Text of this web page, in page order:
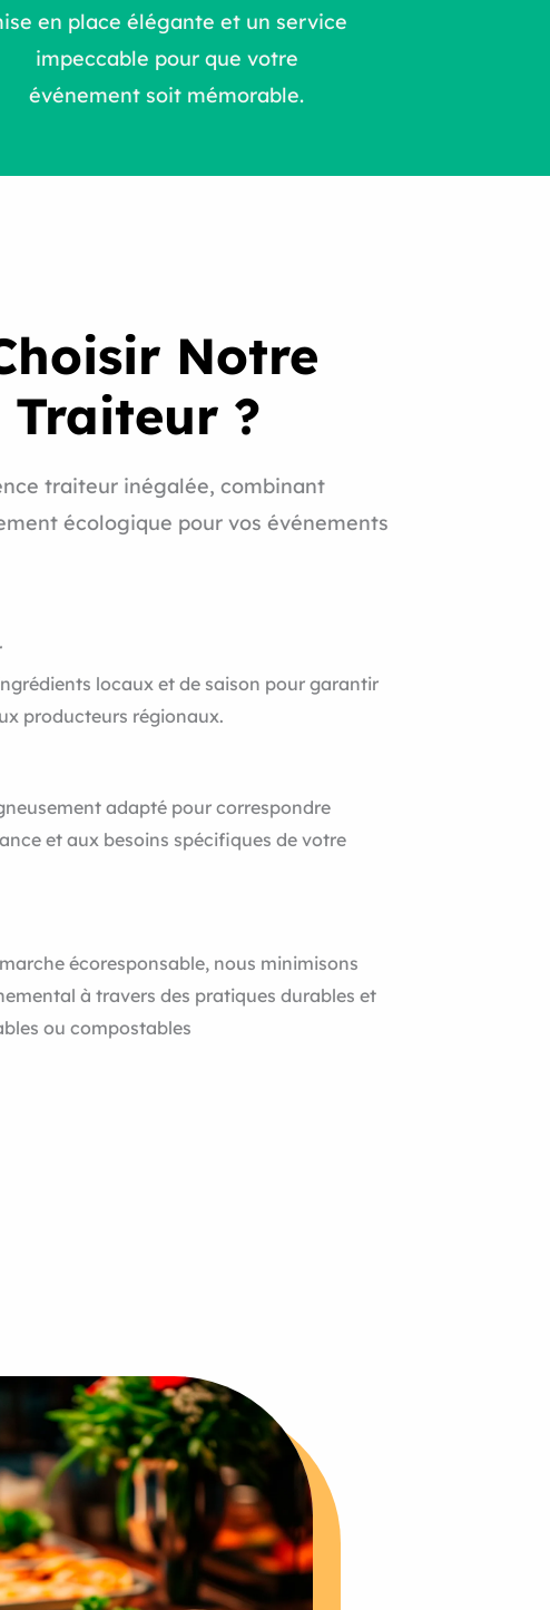
en place élégante et un service
impeccable pour que votre
événement soit mémorable.
Notre
Traiteur ?
traiteur inégalée, combinant
écologique pour vos événements
locaux et de saison pour garantir
producteurs régionaux.
adapté pour correspondre
et aux besoins spécifiques de votre
écoresponsable, nous minimisons
à travers des pratiques durables et
ou compostables